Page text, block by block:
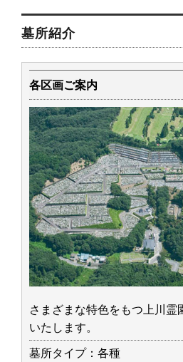
墓所紹介
各区画ご案内
さまざまな特色をもつ上川霊
いたします。
墓所タイプ：各種